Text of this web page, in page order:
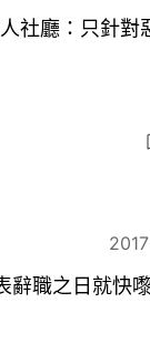
社廳：只針對
職之日就快嚟